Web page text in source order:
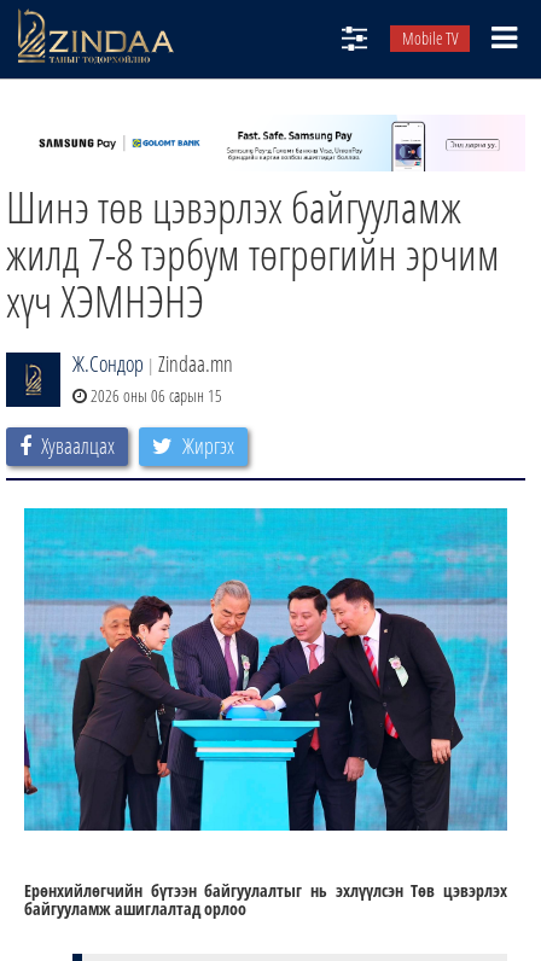
Mobile TV
ТВ8
ӨГЛӨӨНИЙ СОНИН
АУДИО ЗОХИОЛ
ЗИНДАА СЭТГҮҮЛ
Шинэ төв цэвэрлэх байгууламж
жилд 7-8 тэрбум төгрөгийн эрчим
хүч ХЭМНЭНЭ
Ж.Сондор | Zindaa.mn
2026 оны 06 сарын 15
Хуваалцах Жиргэх
Ерөнхийлөгчийн бүтээн байгуулалтыг нь эхлүүлсэн Төв цэвэрлэх
байгууламж ашиглалтад орлоо